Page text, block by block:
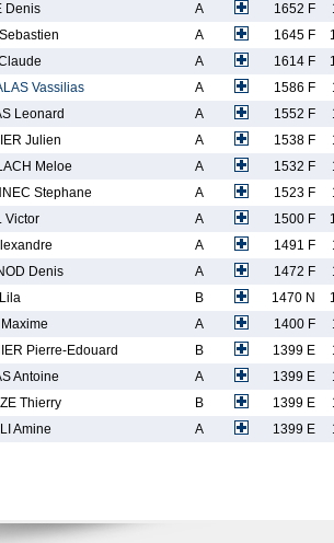
Denis A 1652 F
A 1645 F
A 1614 F
Vassilias A 1586 F
Leonard A 1552 F
Julien A 1538 F
Meloe A 1532 F
Stephane A 1523 F
Victor A 1500 F
A 1491 F
Denis A 1472 F
B 1470 N
A 1400 F
Pierre-Edouard B 1399 E
Antoine A 1399 E
Thierry B 1399 E
Amine A 1399 E